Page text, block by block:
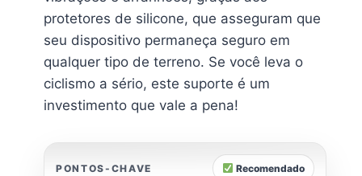
protetores de silicone, que asseguram que
seu dispositivo permaneça seguro em
qualquer tipo de terreno. Se você leva o
ciclismo a sério, este suporte é um
investimento que vale a pena!
PONTOS-CHAVE Recomendado